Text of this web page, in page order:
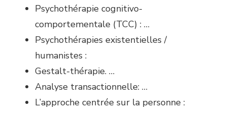
Psychothérapie cognitivo-
comportementale (TCC) : …
Psychothérapies existentielles /
humanistes :
Gestalt-thérapie. …
Analyse transactionnelle: …
L’approche centrée sur la personne :